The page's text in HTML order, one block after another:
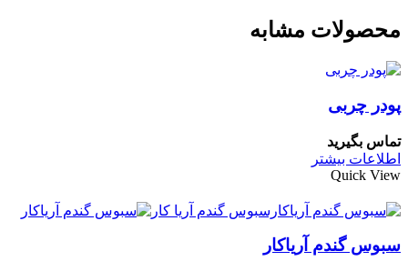
محصولات مشابه
پودر چربی
تماس بگیرید
اطلاعات بیشتر
Quick View
سبوس گندم آریاکار